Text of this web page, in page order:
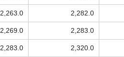
2,263.0 2,282.0
2,269.0 2,283.0
2,283.0 2,320.0